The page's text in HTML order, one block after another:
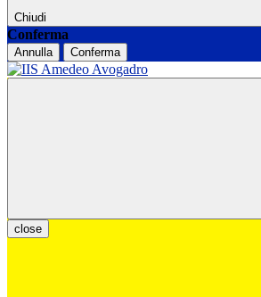
Chiudi
Conferma
Annulla Conferma
close